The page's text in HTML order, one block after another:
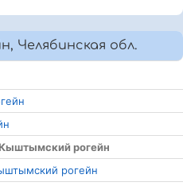
Челябинская обл.
рогейн
рогейн